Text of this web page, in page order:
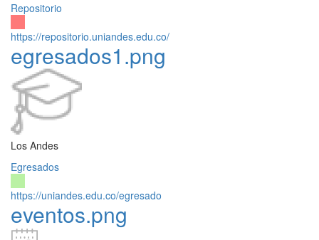
Repositorio
https://repositorio.uniandes.edu.co/
egresados1.png
Los Andes
Egresados
https://uniandes.edu.co/egresado
eventos.png